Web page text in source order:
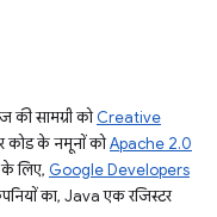
सामग्री कोCreative
के नमूनों कोApache 2.0
लिए, Google Developers
का, Java एक रजिस्टर